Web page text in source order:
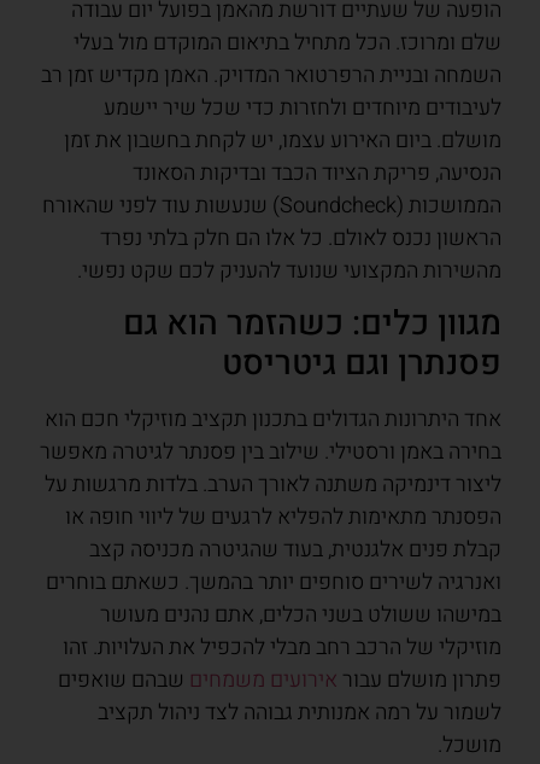
הופעה של שעתיים דורשת מהאמן בפועל יום עבודה
שלם ומרוכז. הכל מתחיל בתיאום המוקדם מול בעלי
השמחה ובניית הרפרטואר המדויק. האמן מקדיש זמן רב
לעיבודים מיוחדים ולחזרות כדי שכל שיר יישמע
מושלם. ביום האירוע עצמו, יש לקחת בחשבון את זמן
הנסיעה, פריקת הציוד הכבד ובדיקות הסאונד
הממושכות (Soundcheck) שנעשות עוד לפני שהאורח
הראשון נכנס לאולם. כל אלו הם חלק בלתי נפרד
מהשירות המקצועי שנועד להעניק לכם שקט נפשי.
מגוון כלים: כשהזמר הוא גם
פסנתרן וגם גיטריסט
אחד היתרונות הגדולים בתכנון תקציב מוזיקלי חכם הוא
בחירה באמן ורסטילי. שילוב בין פסנתר לגיטרה מאפשר
ליצור דינמיקה משתנה לאורך הערב. בלדות מרגשות על
הפסנתר מתאימות להפליא לרגעים של ליווי חופה או
קבלת פנים אלגנטית, בעוד שהגיטרה מכניסה קצב
ואנרגיה לשירים סוחפים יותר בהמשך. כשאתם בוחרים
במישהו ששולט בשני הכלים, אתם נהנים מעושר
מוזיקלי של הרכב רחב מבלי להכפיל את העלויות. זהו
פתרון מושלם עבור אירועים משמחים שבהם שואפים
לשמור על רמה אמנותית גבוהה לצד ניהול תקציב
מושכל.